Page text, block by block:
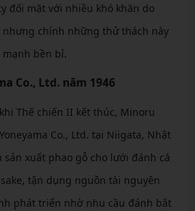
đối mặt với nhiều khó khăn do
chính những thử thách này
bền bỉ.
Co., Ltd. năm 1946
Thế chiến II kết thúc, Minoru
Co., Ltd. tại Niigata, Nhật
sản xuất phao gỗ cho lưới đánh cá
tận dụng nguồn tài nguyên
phát triển nhờ nhu cầu đánh bắt